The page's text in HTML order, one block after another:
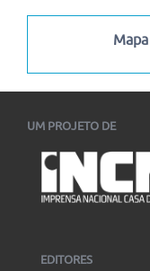
UM PROJETO DE
EDITORES